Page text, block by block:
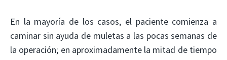
En la mayoría de los casos, el paciente comienza a
caminar sin ayuda de muletas a las pocas semanas de
la operación; en aproximadamente la mitad de tiempo